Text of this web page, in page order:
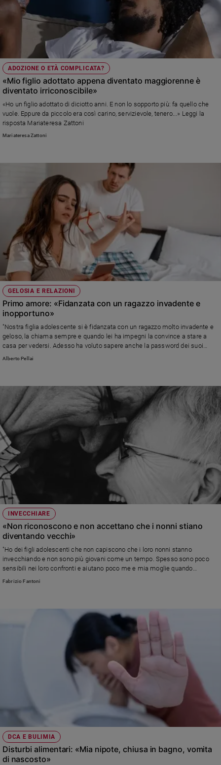
Migranti
inclusione
Costume
Cultura
e
spettacoli
Sanremo
2026
Cinema,
Famiglia
ed
educazione
Genitori
e
figli
Nonni
Coppia
Scuola
e
giovani
Vai
Foto
Podcast
Privacy
Policy
Chi
ADOZIONE O ETÀ COMPLICATA?
«Mio figlio adottato appena diventato maggiorenne è
diventato irriconoscibile»
«Ho un figlio adottato di diciotto anni. E non lo sopporto più: fa quello che
vuole. Eppure da piccolo era così carino, servizievole, tenero...» Leggi la
risposta Mariateresa Zattoni
Mariateresa Zattoni
GELOSIA E RELAZIONI
Primo amore: «Fidanzata con un ragazzo invadente e
inopportuno»
"Nostra figlia adolescente si è fidanzata con un ragazzo molto invadente e
geloso, la chiama sempre e quando lei ha impegni la convince a stare a
casa per vedersi. Adesso ha voluto sapere anche la password dei suoi
social così che possa leggere tutto. Chiediamo consiglio e aiuto perché la
Alberto Pellai
INVECCHIARE
«Non riconoscono e non accettano che i nonni stiano
diventando vecchi»
"Ho dei figli adolescenti che non capiscono che i loro nonni stanno
invecchiando e non sono più giovani come un tempo. Spesso sono poco
sensibili nei loro confronti e aiutano poco me e mia moglie quando
dobbiamo occuparci di loro. Ci può dare qualche consiglio?"
Fabrizio Fantoni
DCA E BULIMIA
Disturbi alimentari: «Mia nipote, chiusa in bagno, vomita
di nascosto»